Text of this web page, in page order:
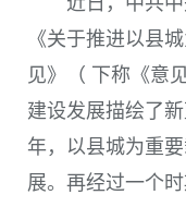
《关于推进以县
见》（ 下称《意
建设发展描绘了
年，以县城为重
展。再经过一个